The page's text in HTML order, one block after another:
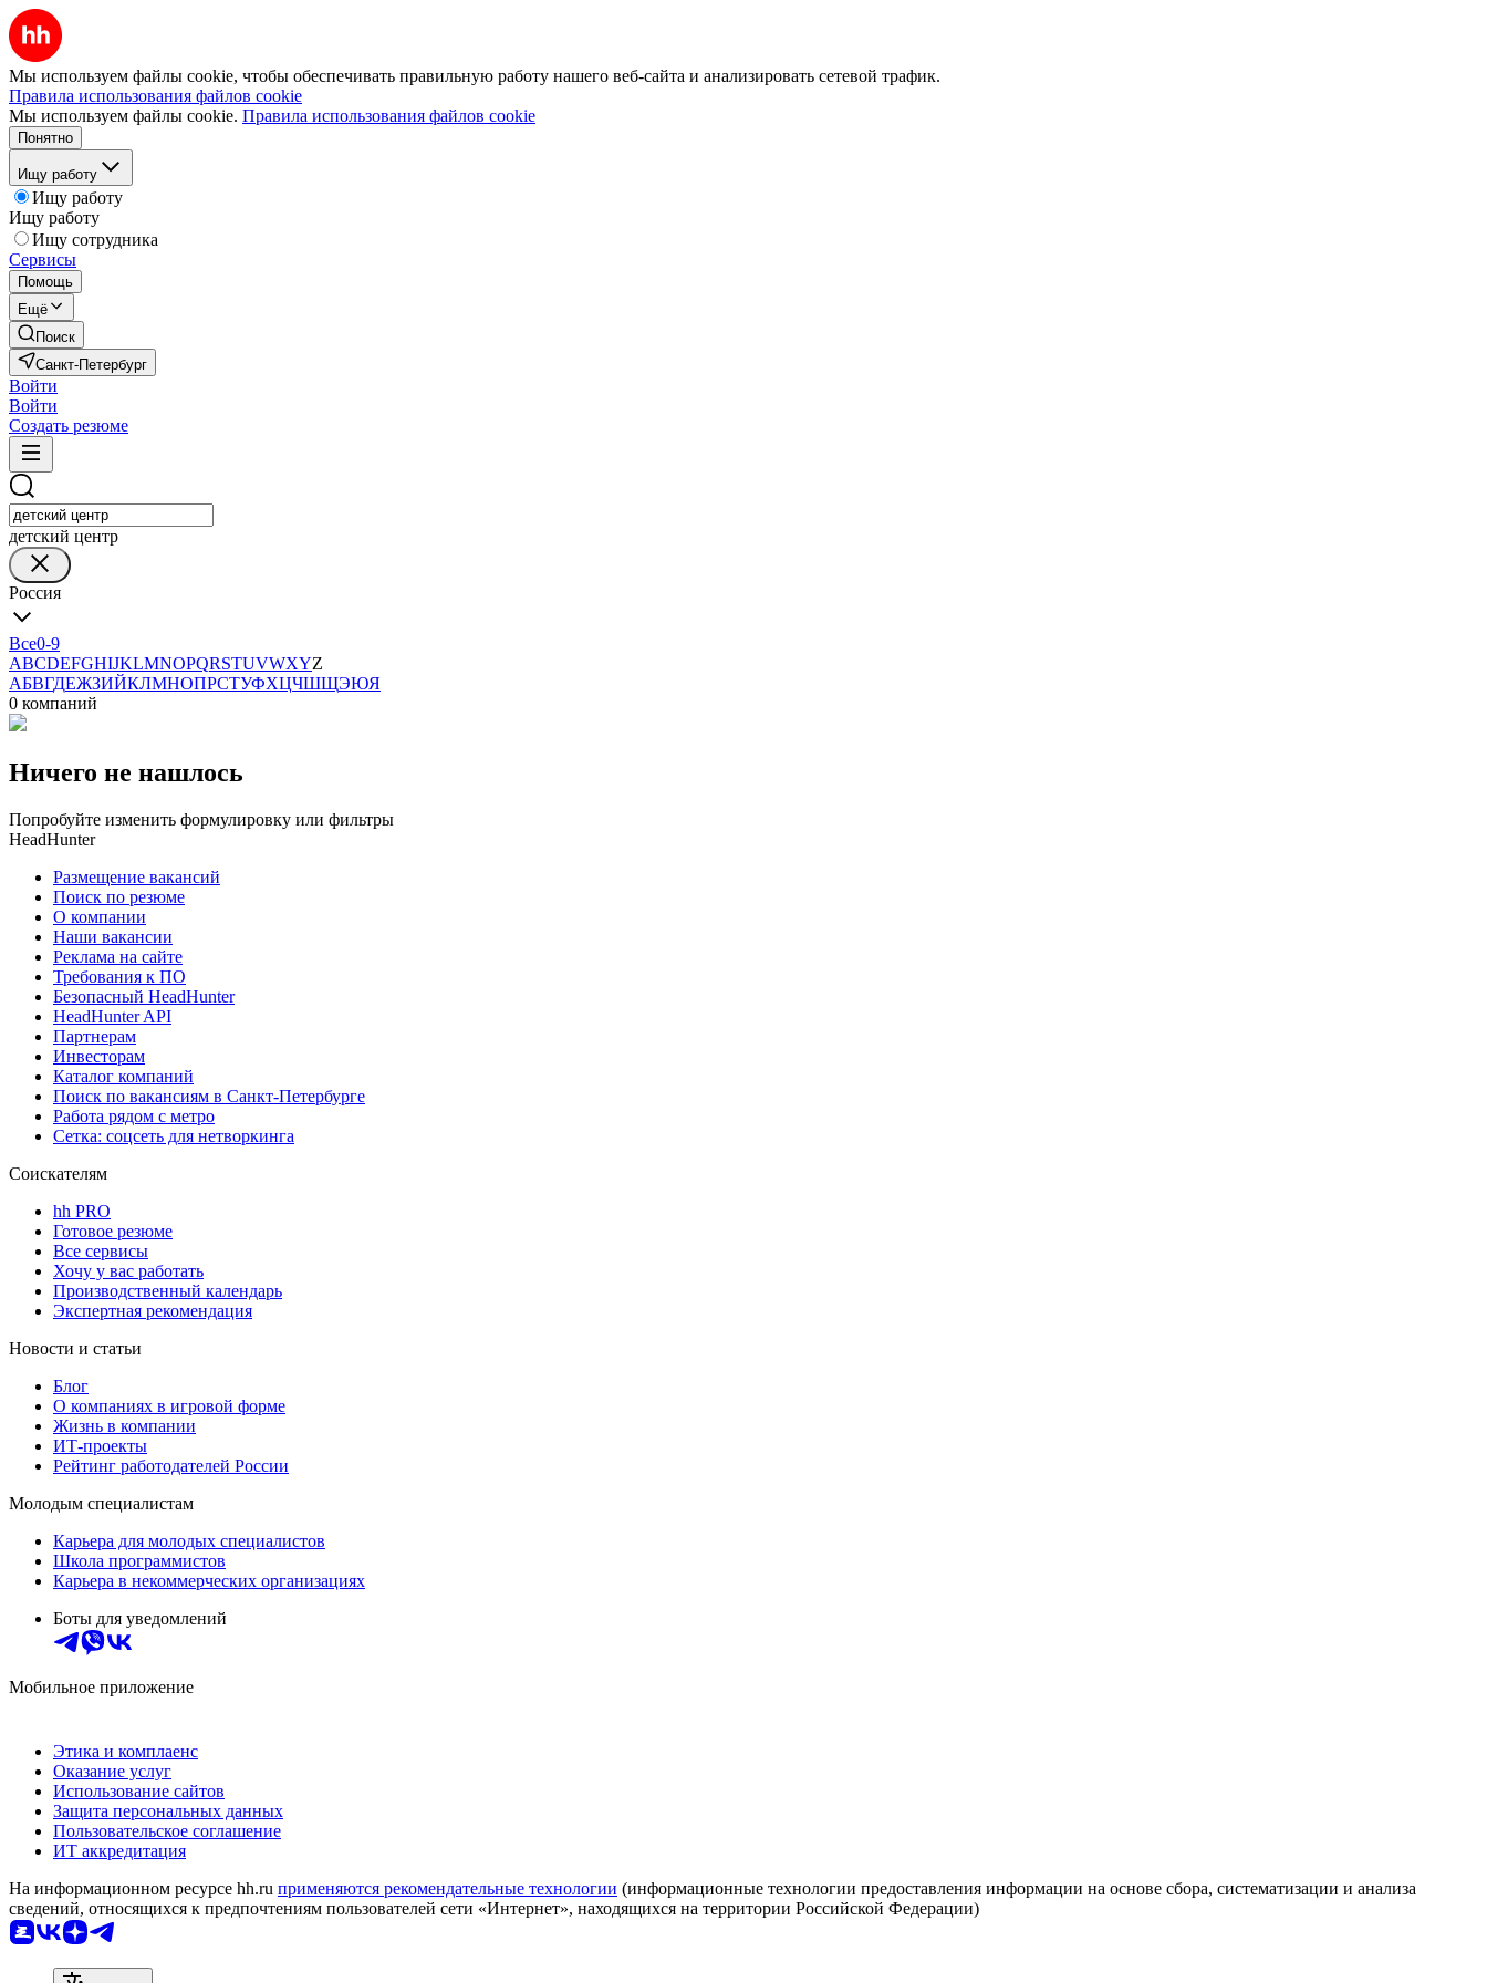
Мы используем файлы cookie, чтобы обеспечивать правильную работу нашего веб-сайта и анализировать сетевой трафик.
Правила использования файлов cookie
Мы используем файлы cookie. Правила использования файлов cookie
Понятно
Ищу работу
Ищу работу
Ищу работу
Ищу сотрудника
Сервисы
Помощь
Ещё
Поиск
Санкт-Петербург
Войти
Войти
Создать резюме
детский центр
Россия
Все0-9
ABCDEFGHIJKLMNOPQRSTUVWXYZ
АБВГДЕЖЗИЙКЛМНОПРСТУФХЦЧШЩЭЮЯ
0 компаний
Ничего не нашлось
Попробуйте изменить формулировку или фильтры
HeadHunter
Размещение вакансий
Поиск по резюме
О компании
Наши вакансии
Реклама на сайте
Требования к ПО
Безопасный HeadHunter
HeadHunter API
Партнерам
Инвесторам
Каталог компаний
Поиск по вакансиям в Санкт-Петербурге
Работа рядом с метро
Сетка: соцсеть для нетворкинга
Соискателям
hh PRO
Готовое резюме
Все сервисы
Хочу у вас работать
Производственный календарь
Экспертная рекомендация
Новости и статьи
Блог
О компаниях в игровой форме
Жизнь в компании
ИТ-проекты
Рейтинг работодателей России
Молодым специалистам
Карьера для молодых специалистов
Школа программистов
Карьера в некоммерческих организациях
Боты для уведомлений
Мобильное приложение
Этика и комплаенс
Оказание услуг
Использование сайтов
Защита персональных данных
Пользовательское соглашение
ИТ аккредитация
На информационном ресурсе hh.ru применяются рекомендательные технологии (информационные технологии предоставления информации на основе сбора, систематизации и анализа
сведений, относящихся к предпочтениям пользователей сети «Интернет», находящихся на территории Российской Федерации)